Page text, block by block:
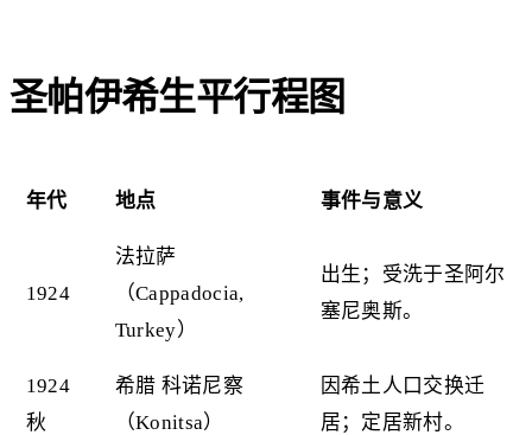
圣帕伊希生平行程图
年代 地点 事件与意义
1924
法拉萨
（Cappadocia,
Turkey）
出生；受洗于圣阿尔
塞尼奥斯。
1924
秋
希腊 科诺尼察
（Konitsa）
因希土人口交换迁
居；定居新村。